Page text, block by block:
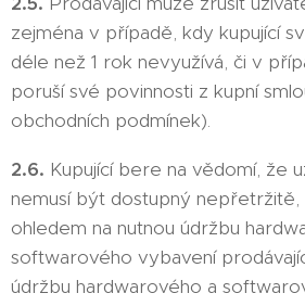
zejména v případě, kdy kupující
déle než 1 rok nevyužívá, či v
poruší své povinnosti z kupní
obchodních podmínek).
2.6. Kupující bere na vědomí, že
nemusí být dostupný nepřetržitě,
ohledem na nutnou údržbu
softwarového vybavení
údržbu hardwarového a